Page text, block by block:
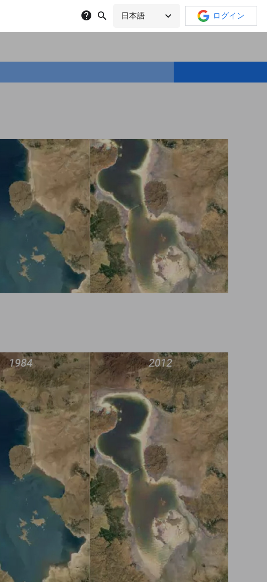
help search 日本語 expand_more ログイン